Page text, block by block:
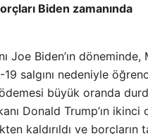
Biden zamanında
Joe Biden’ın
salgını nedeniyle
büyük oranda
Donald Trump’ın ikinci
kaldırıldı ve borçların